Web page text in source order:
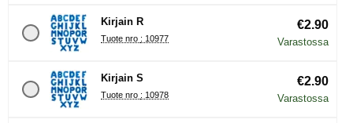
Kirjain R
Tuote nro : 10977
€2.90
Varastossa
Kirjain S
Tuote nro : 10978
€2.90
Varastossa